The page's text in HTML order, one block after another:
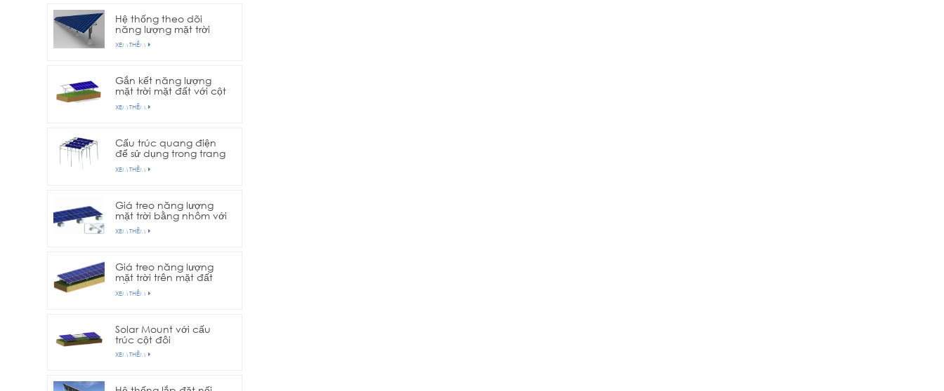
Hệ thống theo dõi
năng lượng mặt trời
trục đơn hàng
XEM THÊM
Gắn kết năng lượng
mặt trời mặt đất với cột
XEM THÊM
Cấu trúc quang điện
để sử dụng trong trang
trại nông nghiệp
XEM THÊM
Giá treo năng lượng
mặt trời bằng nhôm với
nền bê tông
XEM THÊM
Giá treo năng lượng
mặt trời trên mặt đất
bằng nhôm với nền vít
nối đất
XEM THÊM
Solar Mount với cấu
trúc cột đôi
XEM THÊM